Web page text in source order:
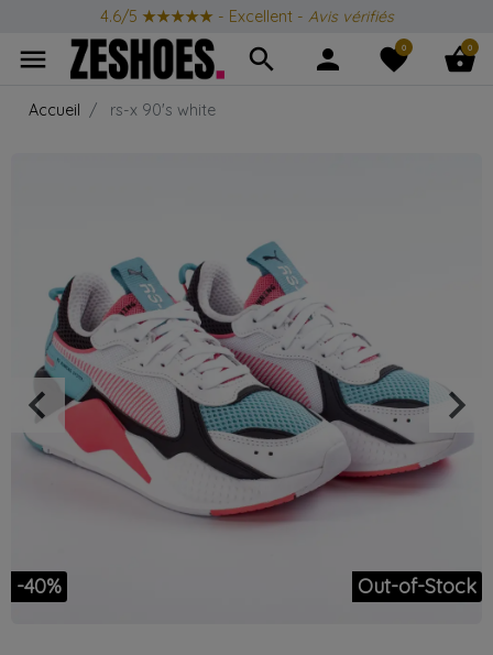
4.6/5 ★★★★★ - Excellent - Avis vérifiés
menu search person favorite
0 shopping_basket
0
Accueil rs-x 90's white
-40% Out-of-Stock
Précédent
keyboard_arrow_left keyboard_arrow_right